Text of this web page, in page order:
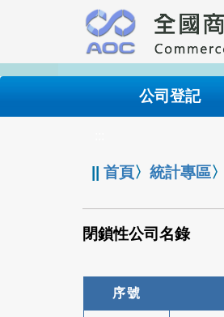
要
內
公司登記
||首頁〉統計專區〉
閉鎖性公司名錄
序號